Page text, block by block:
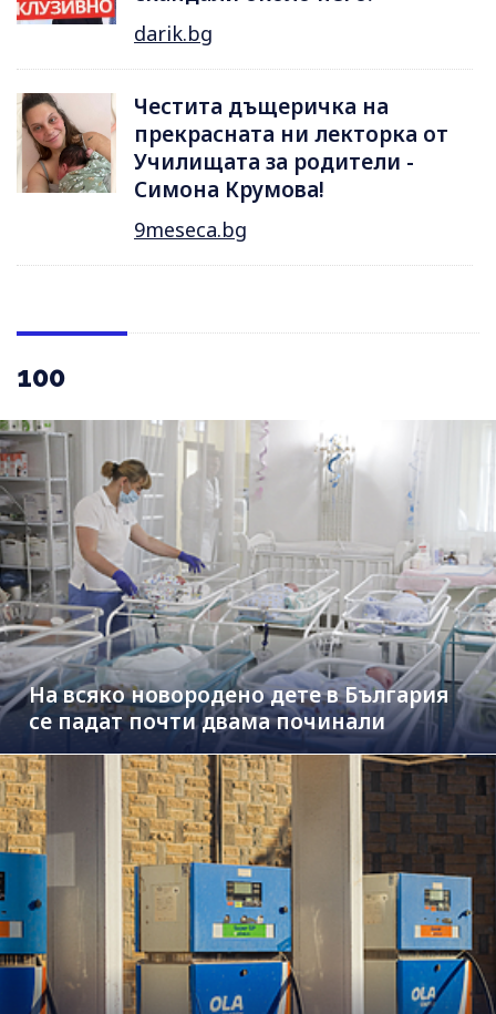
darik.bg
Честита дъщеричка на
прекрасната ни лекторка от
Училищата за родители -
Симона Крумова!
9meseca.bg
100
На всяко новородено дете в България
се падат почти двама починали